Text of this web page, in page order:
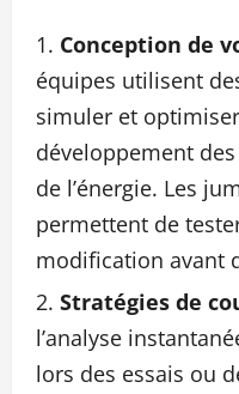
Conception de
équipes utilisent
simuler et
développement
de l’énergie. Les
permettent de
modification avant
Stratégies de
l’analyse
lors des essais ou